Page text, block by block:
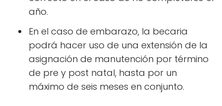
año.
En el caso de embarazo, la becaria
podrá hacer uso de una extensión de la
asignación de manutención por término
de pre y post natal, hasta por un
máximo de seis meses en conjunto.